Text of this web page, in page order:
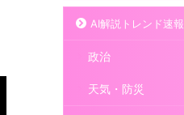
AI解説トレンド速報
政治
天気・防災